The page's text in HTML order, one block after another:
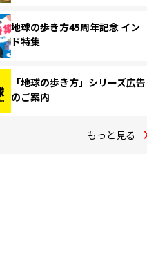
地球の歩き方45周年記念 イン
ド特集
「地球の歩き方」シリーズ広告
のご案内
もっと見る